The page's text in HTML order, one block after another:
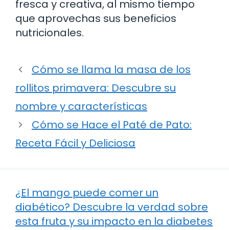
fresca y creativa, al mismo tiempo
que aprovechas sus beneficios
nutricionales.
Cómo se llama la masa de los
rollitos primavera: Descubre su
nombre y características
Cómo se Hace el Paté de Pato:
Receta Fácil y Deliciosa
¿El mango puede comer un
diabético? Descubre la verdad sobre
esta fruta y su impacto en la diabetes